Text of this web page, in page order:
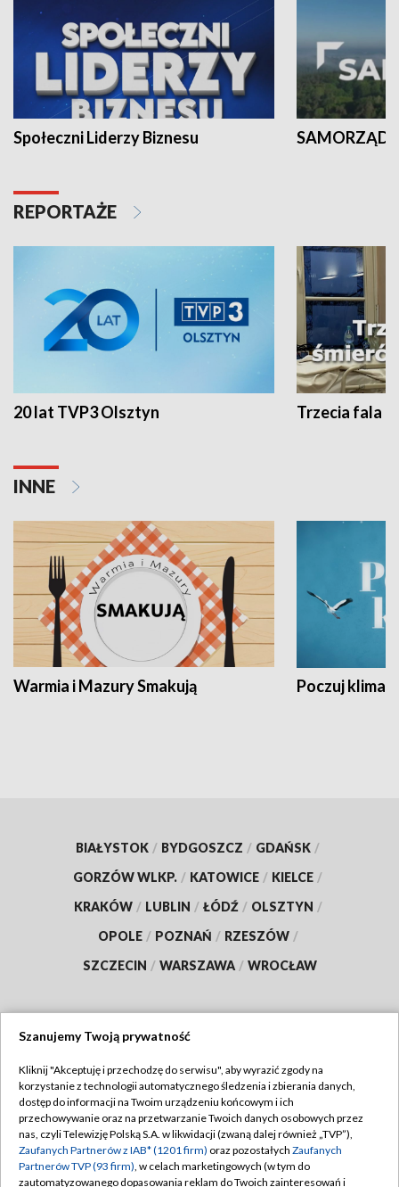
Społeczni Liderzy Biznesu SAMORZĄD
REPORTAŻE
20 lat TVP3 Olsztyn Trzecia fala -
INNE
Warmia i Mazury Smakują Poczuj klimat
BIAŁYSTOK / BYDGOSZCZ / GDAŃSK /
GORZÓW WLKP. / KATOWICE / KIELCE /
KRAKÓW / LUBLIN / ŁÓDŹ / OLSZTYN /
OPOLE / POZNAŃ / RZESZÓW /
SZCZECIN / WARSZAWA / WROCŁAW
TVP
Abonament TVP
Emisja w TVP
Centrum informacji TVP
Regulamin TVP
Polityka prywatności
Moje zgody
Szanujemy Twoją prywatność
Kliknij "Akceptuję i przechodzę do serwisu", aby wyrazić zgody na
korzystanie z technologii automatycznego śledzenia i zbierania danych,
dostęp do informacji na Twoim urządzeniu końcowym i ich
przechowywanie oraz na przetwarzanie Twoich danych osobowych przez
nas, czyli Telewizję Polską S.A. w likwidacji (zwaną dalej również „TVP”),
Zaufanych Partnerów z IAB* (1201 firm) oraz pozostałych Zaufanych
Partnerów TVP (93 firm), w celach marketingowych (w tym do
zautomatyzowanego dopasowania reklam do Twoich zainteresowań i